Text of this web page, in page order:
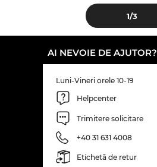
1/3
AI NEVOIE DE AJUTOR?
Luni-Vineri orele 10-19
Helpcenter
Trimitere solicitare
+40 31 631 4008
Etichetă de retur